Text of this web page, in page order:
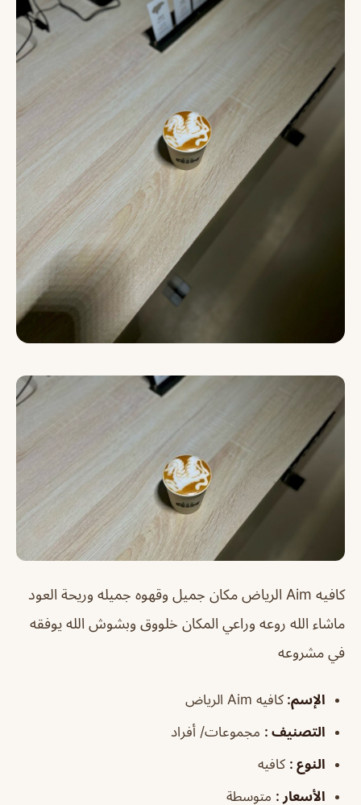
كافيه Aim الرياض
مكان جميل وقهوه جميله وريحة العود
ماشاء الله روعه وراعي المكان خلووق وبشوش الله يوفقه
في مشروعه
الإسم: كافيه Aim الرياض
التصنيف : مجموعات/ أفراد
النوع : كافيه
الأسعار : متوسطة